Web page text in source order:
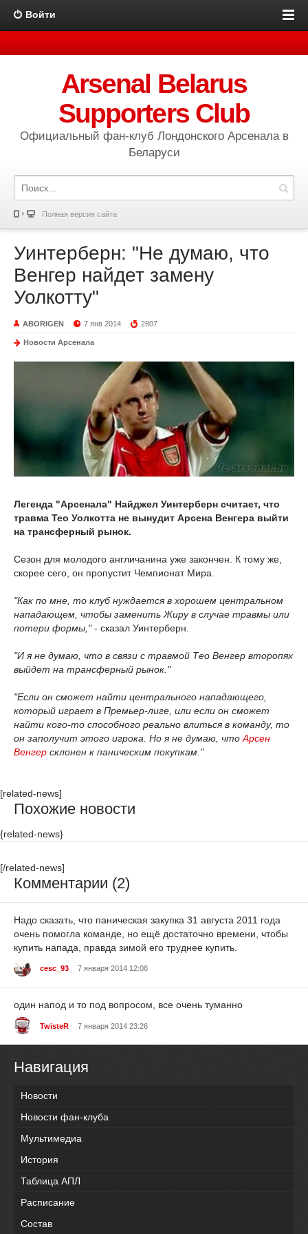
Войти
Arsenal Belarus
Supporters Club
Официальный фан-клуб Лондонского Арсенала в
Беларуси
Полная версия сайта
Уинтерберн: "Не думаю, что
Венгер найдет замену
Уолкотту"
ABORIGEN 7 янв 2014 2807
Новости Арсенала
Легенда "Арсенала" Найджел Уинтерберн считает, что
травма Тео Уолкотта не вынудит Арсена Венгера выйти
на трансферный рынок.
Сезон для молодого англичанина уже закончен. К тому же,
скорее сего, он пропустит Чемпионат Мира.
"Как по мне, то клуб нуждается в хорошем центральном
нападающем, чтобы заменить Жиру в случае травмы или
потери формы,"- сказал Уинтерберн.
"И я не думаю, что в связи с травмой Тео Венгер второпях
выйдет на трансферный рынок."
"Если он сможет найти центрального нападающего,
который играет в Премьер-лиге, или если он сможет
найти кого-то способного реально влиться в команду, то
он заполучит этого игрока. Но я не думаю, чтоАрсен
Венгер склонен к паническим покупкам."
[related-news]
Похожие новости
{related-news}
[/related-news]
Комментарии (2)
Надо сказать, что паническая закупка 31 августа 2011 года
очень помогла команде, но ещё достаточно времени, чтобы
купить напада, правда зимой его труднее купить.
cesc_93 7 января 2014 12:08
один напод и то под вопросом, все очень туманно
TwisteR 7 января 2014 23:26
Навигация
Новости
Новости фан-клуба
Мультимедиа
История
Таблица АПЛ
Расписание
Состав